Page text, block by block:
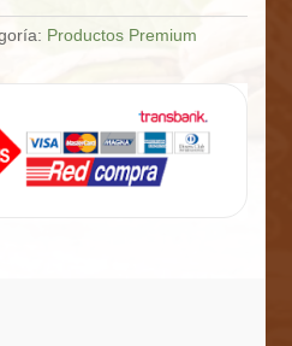
Productos Premium